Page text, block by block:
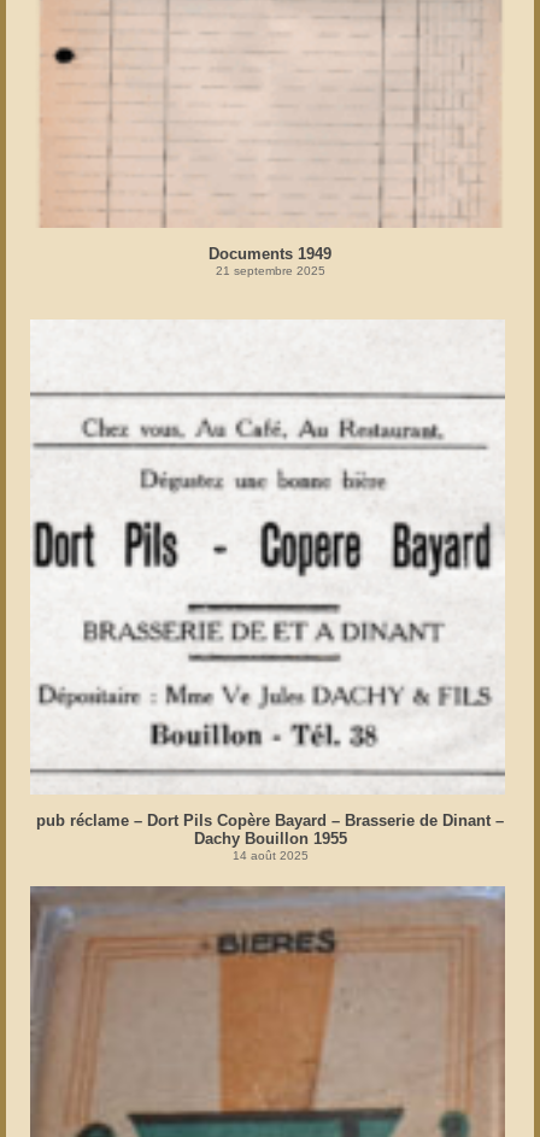
Documents 1949
21 septembre 2025
pub réclame – Dort Pils Copère Bayard – Brasserie de Dinant –
Dachy Bouillon 1955
14 août 2025